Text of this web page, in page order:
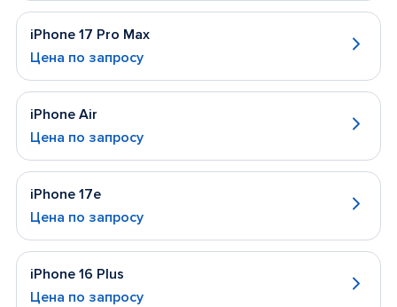
iPhone 17 Pro Max
Цена по запросу
iPhone Air
Цена по запросу
iPhone 17e
Цена по запросу
iPhone 16 Plus
Цена по запросу